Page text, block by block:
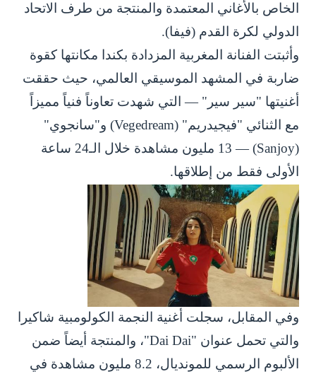
الخاص بالأغاني المعتمدة والمنتجة من طرف الاتحاد
الدولي لكرة القدم (فيفا).
وأثبتت الفنانة المغربية المزدادة بكندا مكانتها كقوة
ضاربة في المشهد الموسيقي العالمي، حيث حققت
أغنيتها "سير سير" — التي شهدت تعاوناً فنياً مميزاً
مع الثنائي "فيجيدريم" (Vegedream) و"سانجوي"
(Sanjoy) — 13 مليون مشاهدة خلال الـ24 ساعة
الأولى فقط من إطلاقها.
وفي المقابل، سجلت أغنية النجمة الكولومبية شاكيرا
والتي تحمل عنوان "Dai Dai"، والمنتجة أيضاً ضمن
الألبوم الرسمي للمونديال، 8.2 مليون مشاهدة في